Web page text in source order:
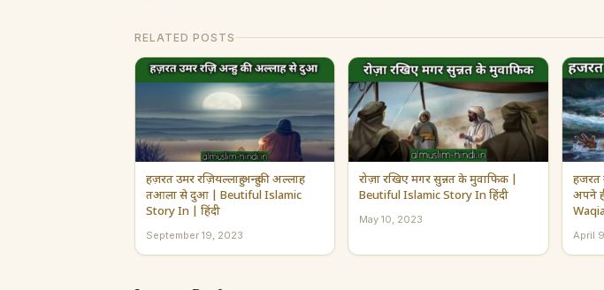
RELATED POSTS
हज़रत उमर रज़ियल्लाहु अन्हु की अल्लाह
तआला से दुआ | Beutiful Islamic
Story In | हिंदी
September 19, 2023
रोज़ा रखिए मगर सुन्नत के मुवाफिक |
Beutiful Islamic Story In हिंदी
May 10, 2023
हजरत
अपने
April